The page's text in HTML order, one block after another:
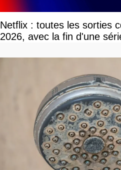
Netflix : toutes les sorties
2026, avec la fin d'une